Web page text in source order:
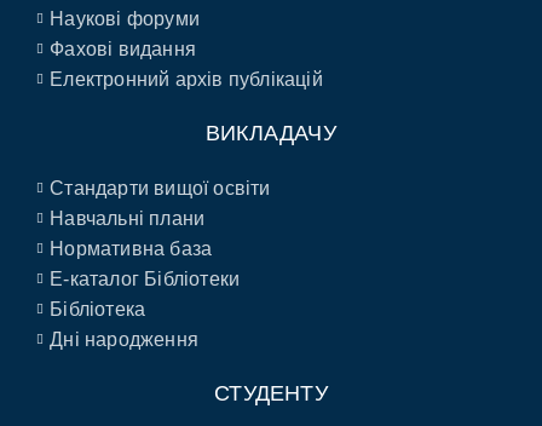
Наукові форуми
Фахові видання
Електронний архів публікацій
ВИКЛАДАЧУ
Стандарти вищої освіти
Навчальні плани
Нормативна база
E-каталог Бібліотеки
Бібліотека
Дні народження
СТУДЕНТУ